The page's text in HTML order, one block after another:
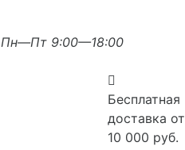
Пн—Пт 9:00—18:00
Бесплатная
доставка от
10 000 руб.